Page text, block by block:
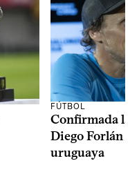
FÚTBOL
Confirmada la
Diego Forlán
uruguaya